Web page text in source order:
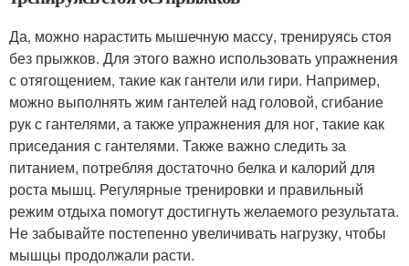
Да, можно нарастить мышечную массу, тренируясь стоя
без прыжков. Для этого важно использовать упражнения
с отягощением, такие как гантели или гири. Например,
можно выполнять жим гантелей над головой, сгибание
рук с гантелями, а также упражнения для ног, такие как
приседания с гантелями. Также важно следить за
питанием, потребляя достаточно белка и калорий для
роста мышц. Регулярные тренировки и правильный
режим отдыха помогут достигнуть желаемого результата.
Не забывайте постепенно увеличивать нагрузку, чтобы
мышцы продолжали расти.